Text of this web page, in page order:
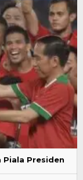
Piala Presiden